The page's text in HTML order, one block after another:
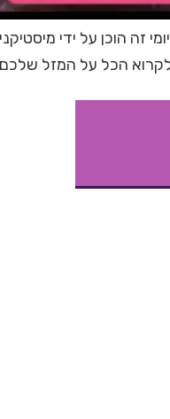
זה הוכן על ידי
לקרוא הכל על המזל